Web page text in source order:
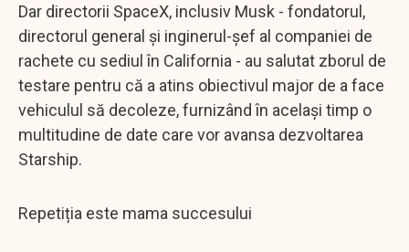
Dar directorii SpaceX, inclusiv Musk - fondatorul,
directorul general și inginerul-șef al companiei de
rachete cu sediul în California - au salutat zborul de
testare pentru că a atins obiectivul major de a face
vehiculul să decoleze, furnizând în același timp o
multitudine de date care vor avansa dezvoltarea
Starship.
Repetiția este mama succesului